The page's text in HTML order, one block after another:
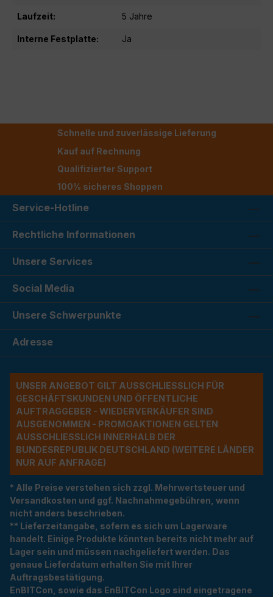
Laufzeit: 5 Jahre
Interne Festplatte: Ja
Schnelle und zuverlässige Lieferung
Kauf auf Rechnung
Qualifizierter Support
100% sicheres Shoppen
Service-Hotline
Rechtliche Informationen
Unsere Services
Social Media
Unsere Schwerpunkte
Adresse
UNSER ANGEBOT GILT AUSSCHLIESSLICH FÜR G
ESCHÄFTSKUNDEN UND ÖFFENTLICHE A
UFTRAGGEBER - WIEDERVERKÄUFER SIND A
USGENOMMEN - PROMOAKTIONEN GELTEN A
USSCHLIESSLICH INNERHALB DER BU
NDESREPUBLIK DEUTSCHLAND (WEITERE LÄNDER NU
R AUF ANFRAGE)
* Alle Preise verstehen sich zzgl. Mehrwertsteuer und
Versandkosten und ggf. Nachnahmegebühren, wenn
nicht anders beschrieben.
** Lieferzeitangabe, sofern es sich um Lagerware
handelt. Einige Produkte könnten bereits nicht mehr auf
Lager sein und müssen nachgeliefert werden. Das
genaue Lieferdatum erhalten Sie mit Ihrer
Auftragsbestätigung.
EnBITCon, sowie das EnBITCon Logo sind eingetragene